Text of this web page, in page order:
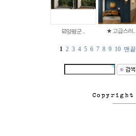
☑️양평군 .. ★ 고급스러..
1 2 3 4 5 6 7 8 9 10 맨끝